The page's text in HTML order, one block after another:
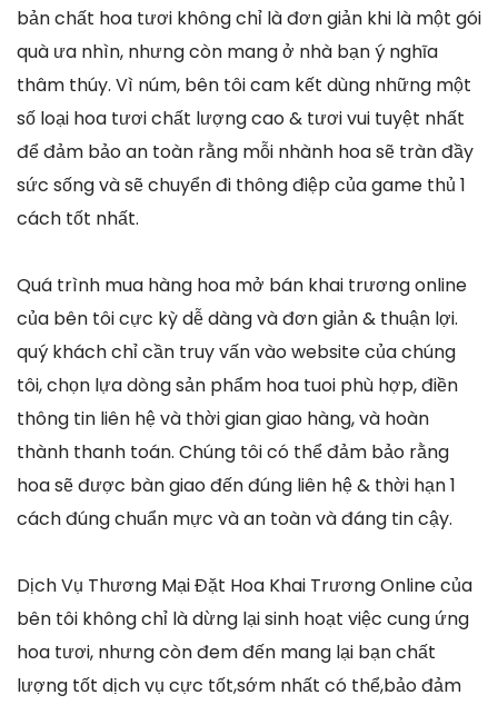
bản chất hoa tươi không chỉ là đơn giản khi là một gói
quà ưa nhìn, nhưng còn mang ở nhà bạn ý nghĩa
thâm thúy. Vì núm, bên tôi cam kết dùng những một
số loại hoa tươi chất lượng cao & tươi vui tuyệt nhất
để đảm bảo an toàn rằng mỗi nhành hoa sẽ tràn đầy
sức sống và sẽ chuyển đi thông điệp của game thủ 1
cách tốt nhất.
Quá trình mua hàng hoa mở bán khai trương online
của bên tôi cực kỳ dễ dàng và đơn giản & thuận lợi.
quý khách chỉ cần truy vấn vào website của chúng
tôi, chọn lựa dòng sản phẩm hoa tuoi phù hợp, điền
thông tin liên hệ và thời gian giao hàng, và hoàn
thành thanh toán. Chúng tôi có thể đảm bảo rằng
hoa sẽ được bàn giao đến đúng liên hệ & thời hạn 1
cách đúng chuẩn mực và an toàn và đáng tin cậy.
Dịch Vụ Thương Mại Đặt Hoa Khai Trương Online của
bên tôi không chỉ là dừng lại sinh hoạt việc cung ứng
hoa tươi, nhưng còn đem đến mang lại bạn chất
lượng tốt dịch vụ cực tốt,sớm nhất có thể,bảo đảm